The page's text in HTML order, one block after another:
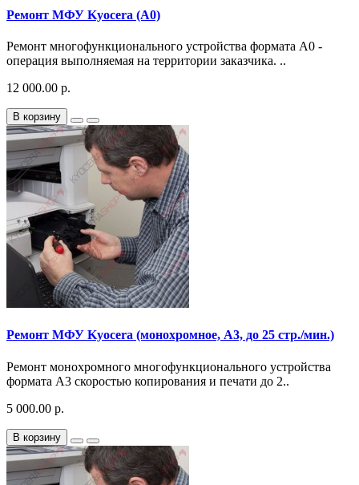
Ремонт МФУ Kyocera (A0)
Ремонт многофункционального устройства формата A0 -
операция выполняемая на территории заказчика. ..
12 000.00 р.
В корзину
Ремонт МФУ Kyocera (монохромное, A3, до 25 стр./мин.)
Ремонт монохромного многофункционального устройства
формата A3 скоростью копирования и печати до 2..
5 000.00 р.
В корзину